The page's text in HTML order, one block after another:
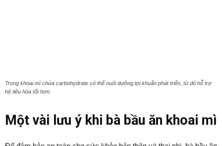
Trong khoai mì chứa carbohydrate có thể nuôi dưỡng lợi khuẩn phát triển, từ đó hỗ trợ
hệ tiêu hóa tốt hơn.
Một vài lưu ý khi bà bầu ăn khoai mì